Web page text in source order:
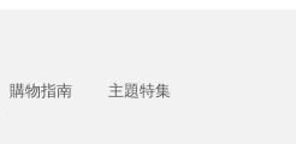
購物指南
主題特集